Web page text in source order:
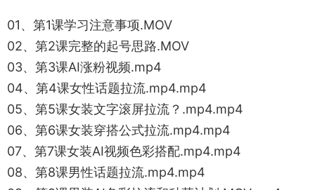
01、第1课学习注意事项.MOV
02、第2课完整的起号思路.MOV
03、第3课AI涨粉视频.mp4
04、第4课女性话题拉流.mp4.mp4
05、第5课女装文字滚屏拉流？.mp4.mp4
06、第6课女装穿搭公式拉流.mp4.mp4
07、第7课女装AI视频色彩搭配.mp4.mp4
08、第8课男性话题拉流.mp4.mp4